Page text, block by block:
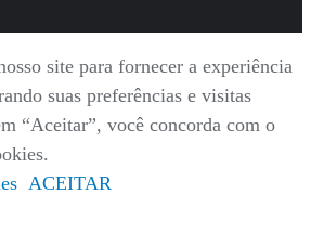
site para fornecer a experiência
suas preferências e visitas
“Aceitar”, você concorda com o
ACEITAR